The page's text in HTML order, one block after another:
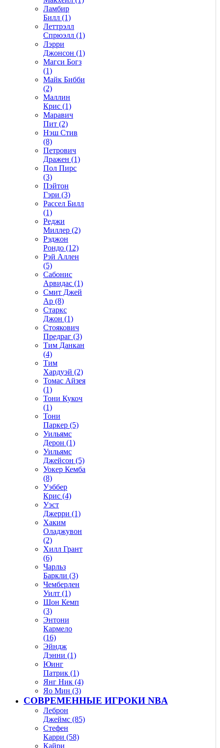
Ламбир
Билл (1)
Леттрэлл
Спрюэлл (1)
Лэрри
Джонсон (1)
Магси Богз
(1)
Майк Бибби
(2)
Маллин
Крис (1)
Маравич
Пит (2)
Нэш Стив
(8)
Петрович
Дражен (1)
Пол Пирс
(3)
Пэйтон
Гэри (3)
Рассел Билл
(1)
Реджи
Миллер (2)
Рэджон
Рондо (12)
Рэй Аллен
(5)
Сабонис
Арвидас (1)
Смит Джей
Ар (8)
Старкс
Джон (1)
Стоякович
Предраг (3)
Тим Данкан
(4)
Тим
Хардуэй (2)
Томас Айзея
(1)
Тони Кукоч
(1)
Тони
Паркер (5)
Уильямс
Дерон (1)
Уильямс
Джейсон (5)
Уокер Кемба
(8)
Уэббер
Крис (4)
Уэст
Джерри (1)
Хаким
Оладжувон
(2)
Хилл Грант
(6)
Чарльз
Баркли (3)
Чемберлен
Уилт (1)
Шон Кемп
(3)
Энтони
Кармело
(16)
Эйндж
Дэнни (1)
Юинг
Патрик (1)
Янг Ник (4)
Яо Мин (3)
СОВРЕМЕННЫЕ ИГРОКИ NBA
Леброн
Джеймс (85)
Стефен
Карри (58)
Кайри